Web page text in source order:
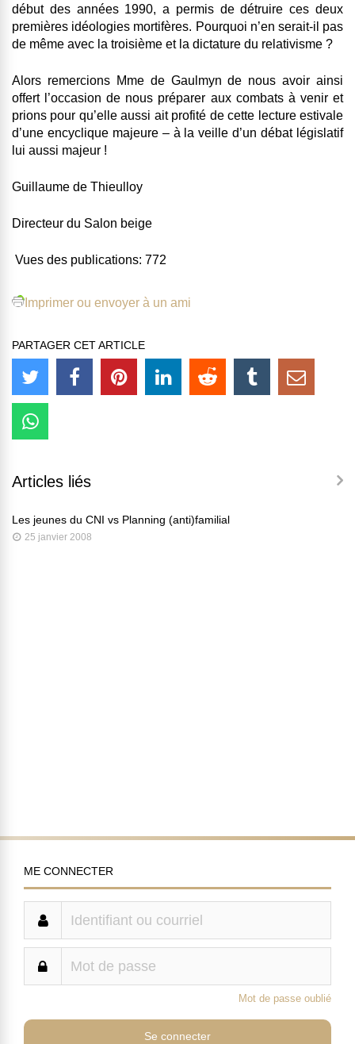
début des années 1990, a permis de détruire ces deux
premières idéologies mortifères. Pourquoi n’en serait-il pas
de même avec la troisième et la dictature du relativisme ?
Alors remercions Mme de Gaulmyn de nous avoir ainsi
offert l’occasion de nous préparer aux combats à venir et
prions pour qu’elle aussi ait profité de cette lecture estivale
d’une encyclique majeure – à la veille d’un débat législatif
lui aussi majeur !
Guillaume de Thieulloy
Directeur du Salon beige
Vues des publications: 772
Imprimer ou envoyer à un ami
PARTAGER CET ARTICLE
Articles liés
Les jeunes du CNI vs Planning (anti)familial
25 janvier 2008
ME CONNECTER
Mot de passe oublié